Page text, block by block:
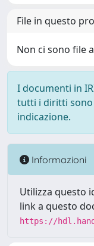
File in questo
Non ci sono file
I documenti in
tutti i diritti sono
indicazione.
Informazioni
Utilizza questo
link a questo
https://